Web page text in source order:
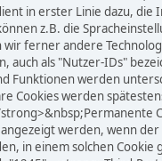
in erster Linie dazu,
z.B. die
ferner andere
auch als "Nutzer-IDs"
Funktionen werden
Cookies werden
werden, wenn
in einem solchen